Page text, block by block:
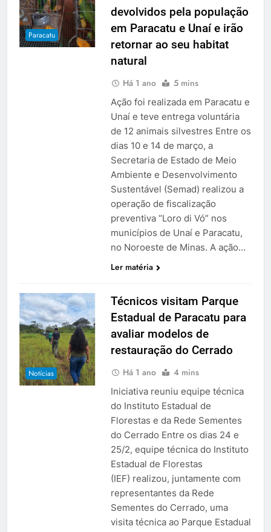
Paracatu
devolvidos pela população
em Paracatu e Unaí e irão
retornar ao seu habitat
natural
Há 1 ano 5 mins
Ação foi realizada em Paracatu e
Unaí e teve entrega voluntária
de 12 animais silvestres Entre os
dias 10 e 14 de março, a
Secretaria de Estado de Meio
Ambiente e Desenvolvimento
Sustentável (Semad) realizou a
operação de fiscalização
preventiva “Loro di Vó” nos
municípios de Unaí e Paracatu,
no Noroeste de Minas. A ação…
Ler matéria
Notícias
Técnicos visitam Parque
Estadual de Paracatu para
avaliar modelos de
restauração do Cerrado
Há 1 ano 4 mins
Iniciativa reuniu equipe técnica
do Instituto Estadual de
Florestas e da Rede Sementes
do Cerrado Entre os dias 24 e
25/2, equipe técnica do Instituto
Estadual de Florestas
(IEF) realizou, juntamente com
representantes da Rede
Sementes do Cerrado, uma
visita técnica ao Parque Estadual